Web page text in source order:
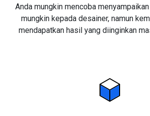
Anda mungkin mencoba
mungkin kepada desainer, namun
mendapatkan hasil yang diinginkan